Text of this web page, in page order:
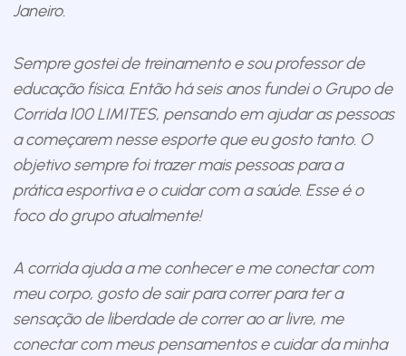
Janeiro.
Sempre gostei de treinamento e sou professor de
educação física. Então há seis anos fundei o Grupo de
Corrida100 LIMITES, pensando em ajudar as pessoas
a começarem nesse esporte que eu gosto tanto. O
objetivo sempre foi trazer mais pessoas para a
prática esportiva e o cuidar com a saúde. Esse é o
foco do grupo atualmente!
A corrida ajuda a me conhecer e me conectar com
meu corpo, gosto de sair para correr para ter a
sensação de liberdade de correr ao ar livre, me
conectar com meus pensamentos e cuidar da minha